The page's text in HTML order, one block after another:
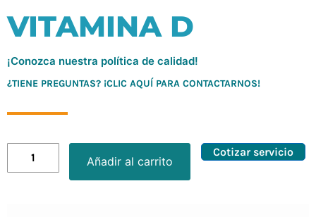
VITAMINA D
¡Conozca nuestra política de calidad!
¿TIENE PREGUNTAS? ¡CLIC AQUÍ PARA CONTACTARNOS!
Añadir al carrito
Cotizar servicio